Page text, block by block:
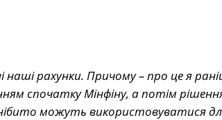
рахунки. Причому – про це я
спочатку Мінфіну, а потім
можуть використовуватися